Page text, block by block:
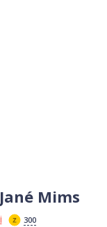
Mims
300